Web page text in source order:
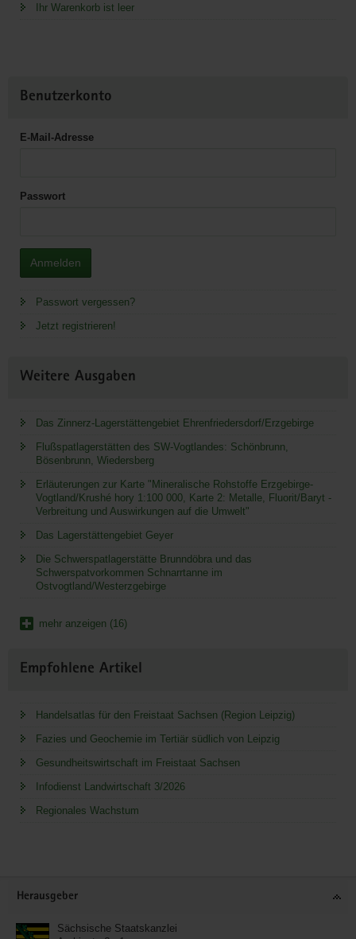
Ihr Warenkorb ist leer
Benutzerkonto
E-Mail-Adresse
Passwort
Anmelden
Passwort vergessen?
Jetzt registrieren!
Weitere Ausgaben
Das Zinnerz-Lagerstättengebiet Ehrenfriedersdorf/Erzgebirge
Flußspatlagerstätten des SW-Vogtlandes: Schönbrunn,
Bösenbrunn, Wiedersberg
Erläuterungen zur Karte "Mineralische Rohstoffe Erzgebirge-
Vogtland/Krushé hory 1:100 000, Karte 2: Metalle, Fluorit/Baryt -
Verbreitung und Auswirkungen auf die Umwelt"
Das Lagerstättengebiet Geyer
Die Schwerspatlagerstätte Brunndöbra und das
Schwerspatvorkommen Schnarrtanne im
Ostvogtland/Westerzgebirge
mehr anzeigen (16)
Empfohlene Artikel
Handelsatlas für den Freistaat Sachsen (Region Leipzig)
Fazies und Geochemie im Tertiär südlich von Leipzig
Gesundheitswirtschaft im Freistaat Sachsen
Infodienst Landwirtschaft 3/2026
Regionales Wachstum
Herausgeber
Sächsische Staatskanzlei